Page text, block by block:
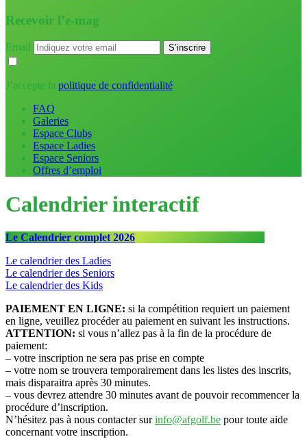
Recevoir l’e-mag
Email
J’accepte la politique de confidentialité
FAQ
Galeries
Espace Clubs
Espace Ladies
Espace Seniors
Offres d’emploi
Calendrier interactif
Le Calendrier complet 2026
Le calendrier des Ladies
Le calendrier des Seniors
Le calendrier des Kids
PAIEMENT EN LIGNE: si la compétition requiert un paiement
en ligne, veuillez procéder au paiement en suivant les instructions.
ATTENTION: si vous n’allez pas à la fin de la procédure de
paiement:
– votre inscription ne sera pas prise en compte
– votre nom se trouvera temporairement dans les listes des inscrits,
mais disparaitra après 30 minutes.
– vous devrez attendre 30 minutes avant de pouvoir recommencer la
procédure d’inscription.
N’hésitez pas à nous contacter surinfo@afgolf.be pour toute aide
concernant votre inscription.